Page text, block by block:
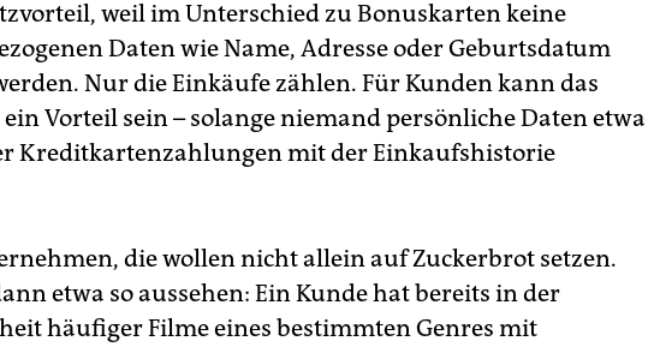
weil im Unterschied zu Bonuskarten keine
Daten wie Name, Adresse oder Geburtsdatum
Nur die Einkäufe zählen. Für Kunden kann das
Vorteil sein – solange niemand persönliche Daten etwa
Kreditkartenzahlungen mit der Einkaufshistorie
die wollen nicht allein auf Zuckerbrot setzen.
etwa so aussehen: Ein Kunde hat bereits in der
häufiger Filme eines bestimmten Genres mit